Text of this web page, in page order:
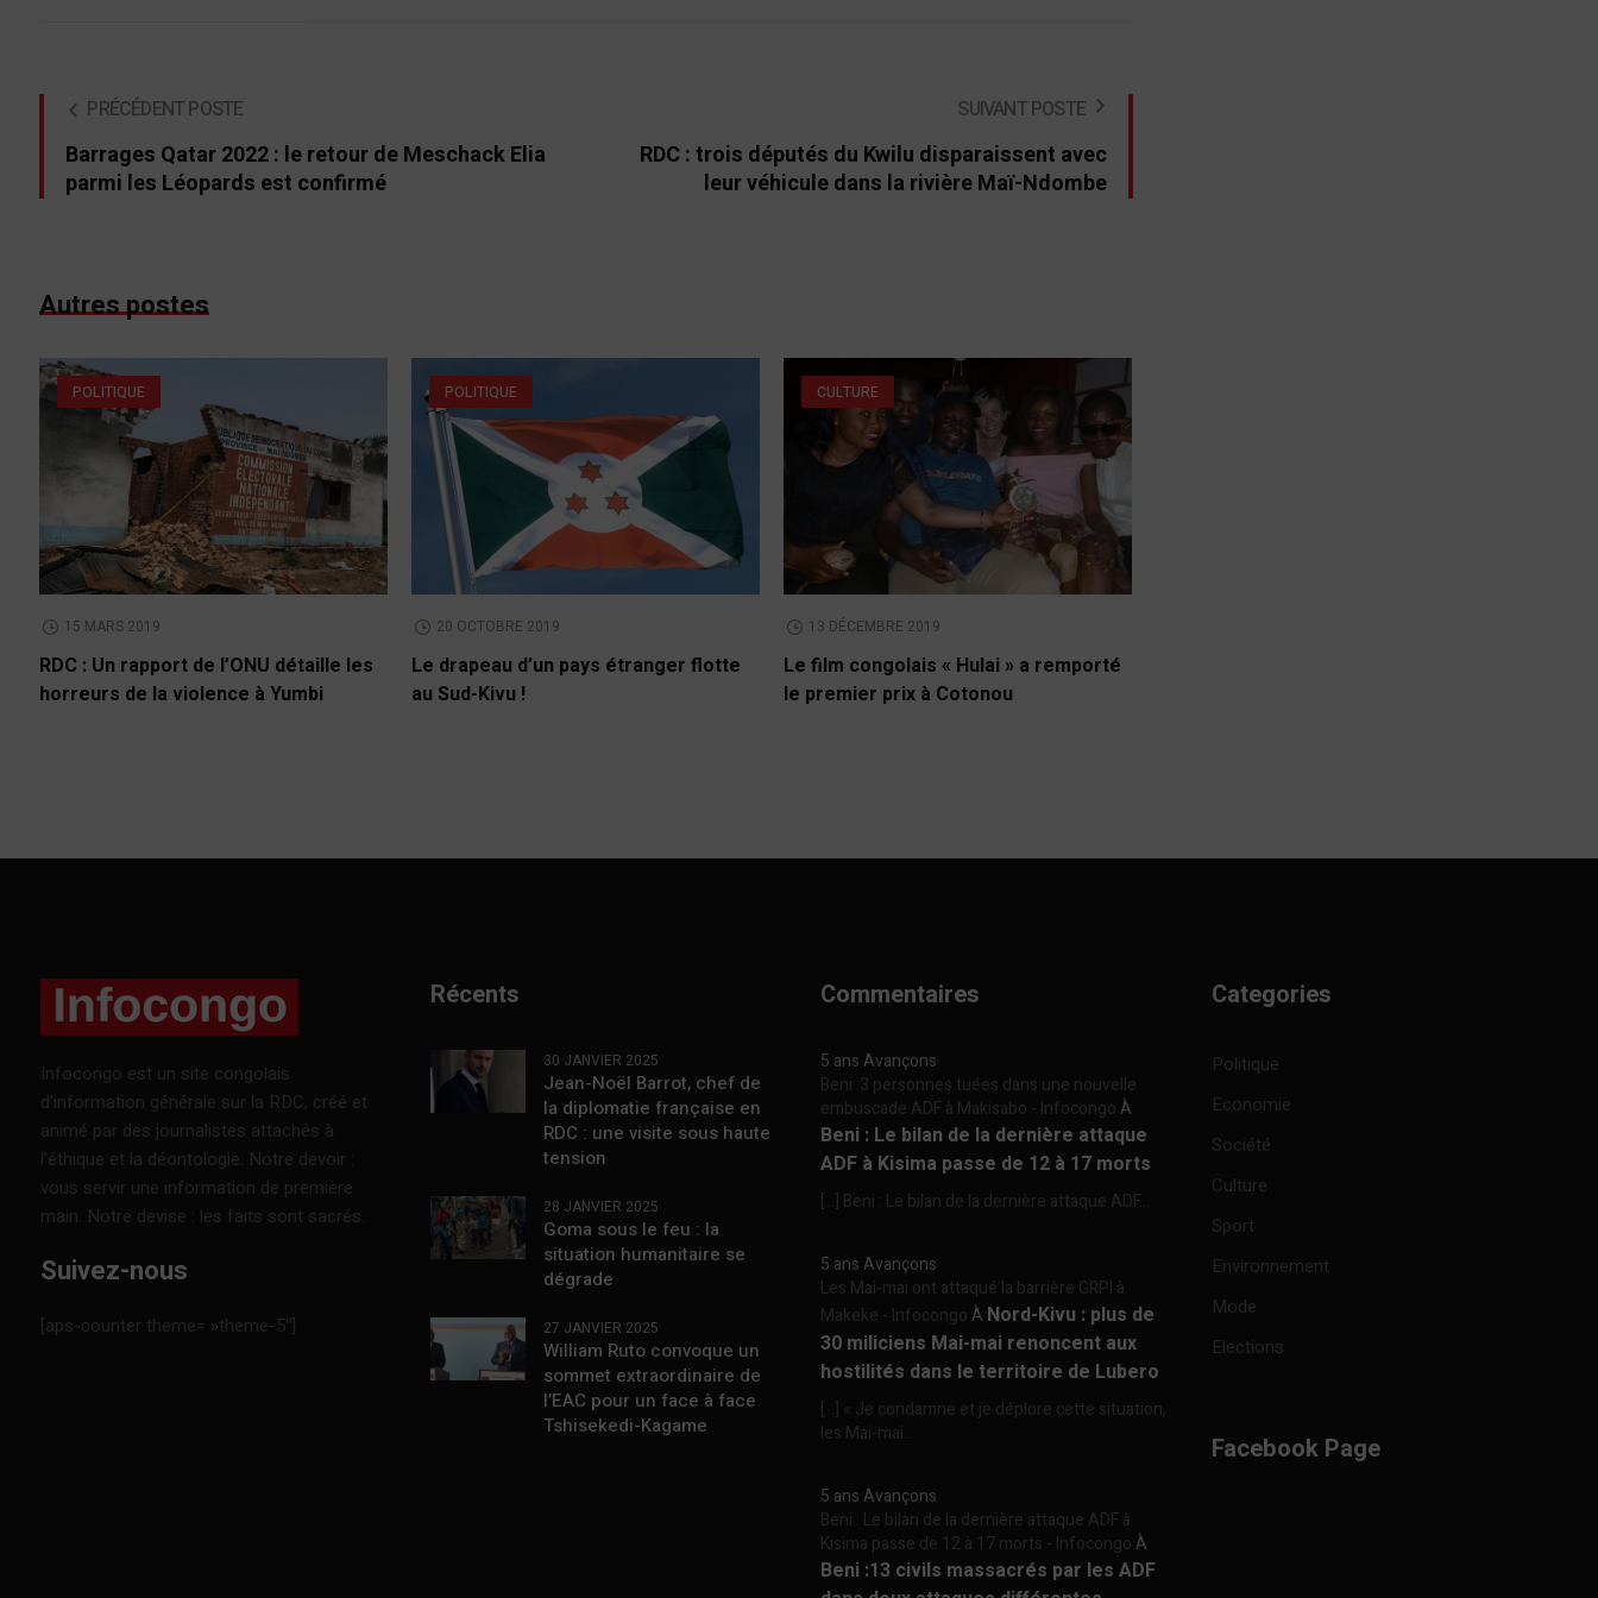
PRÉCÉDENT POSTE
Barrages Qatar 2022 : le retour de Meschack Elia
parmi les Léopards est confirmé
SUIVANT POSTE
RDC : trois députés du Kwilu disparaissent avec
leur véhicule dans la rivière Maï-Ndombe
Autres postes
POLITIQUE
15 MARS 2019
RDC : Un rapport de l’ONU détaille les
horreurs de la violence à Yumbi
POLITIQUE
20 OCTOBRE 2019
Le drapeau d’un pays étranger flotte
au Sud-Kivu !
CULTURE
13 DÉCEMBRE 2019
Le film congolais « Hulai » a remporté
le premier prix à Cotonou
Infocongo est un site congolais
d’information générale sur la RDC, créé et
animé par des journalistes attachés à
l’éthique et la déontologie. Notre devoir :
vous servir une information de première
main. Notre devise : les faits sont sacrés.
Suivez-nous
[aps-counter theme= »theme-5″]
Récents
30 JANVIER 2025
Jean-Noël Barrot, chef de
la diplomatie française en
RDC : une visite sous haute
tension
28 JANVIER 2025
Goma sous le feu : la
situation humanitaire se
dégrade
27 JANVIER 2025
William Ruto convoque un
sommet extraordinaire de
l’EAC pour un face à face
Tshisekedi-Kagame
Commentaires
5 ans Avançons
Beni :3 personnes tuées dans une nouvelle
embuscade ADF à Makisabo - InfocongoÀ
Beni : Le bilan de la dernière attaque
ADF à Kisima passe de 12 à 17 morts
[…] Beni : Le bilan de la dernière attaque ADF...
5 ans Avançons
Les Mai-mai ont attaqué la barrière GRPI à
Makeke - InfocongoÀ Nord-Kivu : plus de
30 miliciens Mai-mai renoncent aux
hostilités dans le territoire de Lubero
[…] « Je condamne et je déplore cette situation,
les Mai-mai...
5 ans Avançons
Beni : Le bilan de la dernière attaque ADF à
Kisima passe de 12 à 17 morts - InfocongoÀ
Beni :13 civils massacrés par les ADF
Categories
Politique
Economie
Société
Culture
Sport
Environnement
Mode
Elections
Facebook Page